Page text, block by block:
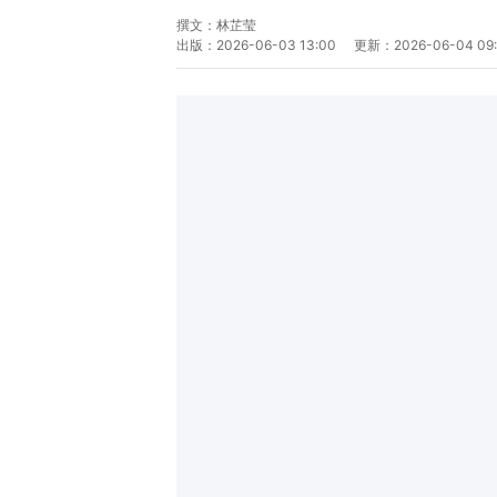
撰文： 林芷莹
出版： 2026-06-03 13:00 更新： 2026-06-04